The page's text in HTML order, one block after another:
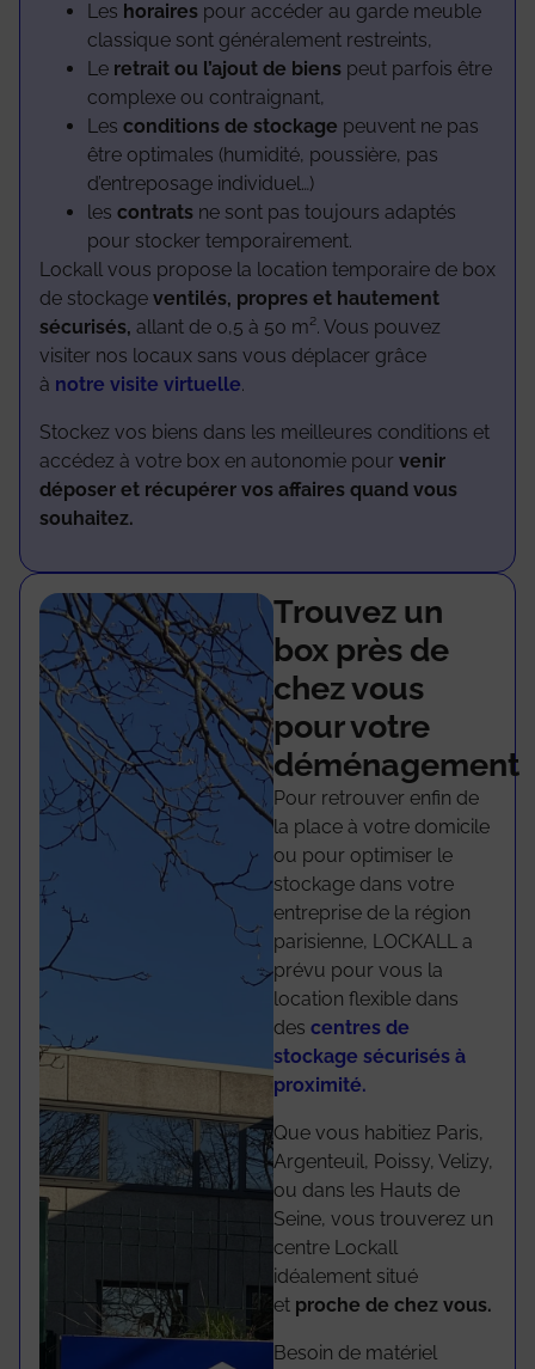
Les horaires pour accéder au garde meuble
classique sont généralement restreints,
Le retrait ou l’ajout de biens peut parfois être
complexe ou contraignant,
Les conditions de stockage peuvent ne pas
être optimales (humidité, poussière, pas
d’entreposage individuel…)
les contrats ne sont pas toujours adaptés
pour stocker temporairement.
Lockall vous propose la location temporaire de box
de stockage ventilés, propres et hautement
sécurisés, allant de 0,5 à 50 m². Vous pouvez
visiter nos locaux sans vous déplacer grâce
à notre visite virtuelle.
Stockez vos biens dans les meilleures conditions et
accédez à votre box en autonomie pour venir
déposer et récupérer vos affaires quand vous
souhaitez.
Trouvez un
box près de
chez vous
pour votre
déménagement
Pour retrouver enfin de
la place à votre domicile
ou pour optimiser le
stockage dans votre
entreprise de la région
parisienne, LOCKALL a
prévu pour vous la
location flexible dans
descentres de
stockage sécurisés à
proximité.
Que vous habitiez Paris,
Argenteuil, Poissy, Velizy,
ou dans les Hauts de
Seine, vous trouverez un
centre Lockall
idéalement situé
et proche de chez vous.
Besoin de matériel